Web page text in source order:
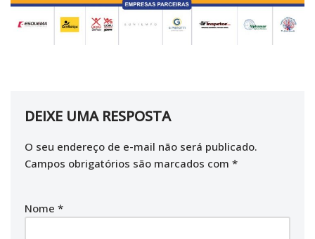
DEIXE UMA RESPOSTA
O seu endereço de e-mail não será publicado.
Campos obrigatórios são marcados com *
Nome *